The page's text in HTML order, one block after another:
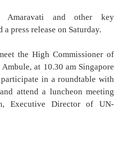
and other key
press release on Saturday.
the High Commissioner of
at 10.30 am Singapore
in a roundtable with
attend a luncheon meeting
Executive Director of UN-